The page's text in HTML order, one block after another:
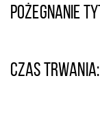
Pożegnanie
Czas